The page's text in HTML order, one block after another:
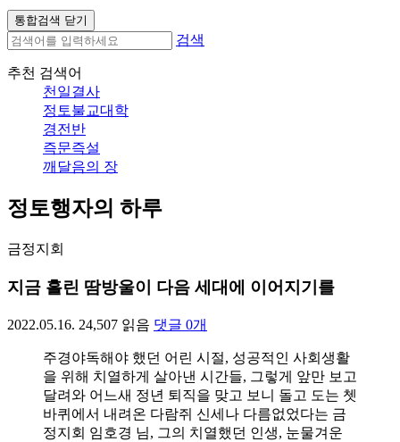
통합검색 닫기
검색
추천 검색어
천일결사
정토불교대학
경전반
즉문즉설
깨달음의 장
정토행자의 하루
금정지회
지금 흘린 땀방울이 다음 세대에 이어지기를
2022.05.16. 24,507 읽음 댓글 0개
주경야독해야 했던 어린 시절, 성공적인 사회생활
을 위해 치열하게 살아낸 시간들, 그렇게 앞만 보고
달려와 어느새 정년 퇴직을 맞고 보니 돌고 도는 쳇
바퀴에서 내려온 다람쥐 신세나 다름없었다는 금
정지회 임호경 님, 그의 치열했던 인생, 눈물겨운